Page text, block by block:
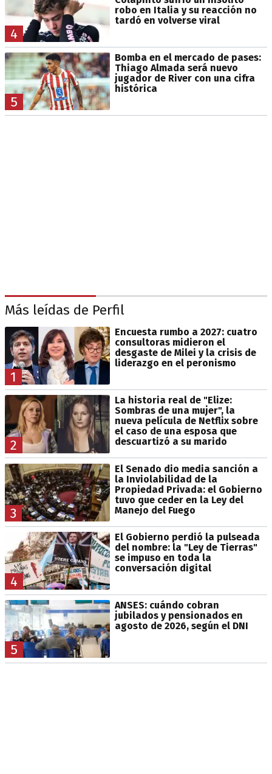
4
robo en Italia y su reacción no
tardó en volverse viral
5
Bomba en el mercado de pases:
Thiago Almada será nuevo
jugador de River con una cifra
histórica
Más leídas de Perfil
1
Encuesta rumbo a 2027: cuatro
consultoras midieron el
desgaste de Milei y la crisis de
liderazgo en el peronismo
2
La historia real de "Elize:
Sombras de una mujer", la
nueva película de Netflix sobre
el caso de una esposa que
descuartizó a su marido
3
El Senado dio media sanción a
la Inviolabilidad de la
Propiedad Privada: el Gobierno
tuvo que ceder en la Ley del
Manejo del Fuego
4
El Gobierno perdió la pulseada
del nombre: la "Ley de Tierras"
se impuso en toda la
conversación digital
5
ANSES: cuándo cobran
jubilados y pensionados en
agosto de 2026, según el DNI